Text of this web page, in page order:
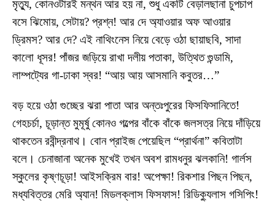
মৃত্যু, কোনওটারই মন্থন আর হয় না, শুধু একটি বেড়ালছানা চুপচাপ
বসে ঝিমোয়, সেটায়? প্রশ্ন! আর দে অ্যাওয়ার অফ আওয়ার
ড্রিমস? আর দে? এই নাথিংনেস নিয়ে বেড়ে ওঠা ছায়াছবি, সাদা
কালো ধূসর! পাঁজর জড়িয়ে রাখা দলীয় পতাকা, উত্থিত গুন্ডামি,
লাম্পট্যের গা-ঢাকা স্বর! “আয় আয় আসমানি কবুতর…”
বড় হয়ে ওঠা গুচ্ছের ঝরা পাতা আর অন্তঃপুরের ফিসফিসানিতে!
গেহচর্চা, চূড়ান্ত মুমূর্ষু কোনও গল্পের বাঁকে বাঁকে জলসত্র নিয়ে দাঁড়িয়ে
থাকতেন রবীন্দ্রনাথ। বোন প্রাইজ পেয়েছিল “প্রার্থনা” কবিতাটা
বলে। চেনাজানা অনেক মুখেই তখন অবশ রামধনুর ঝলকানি! গার্লস
স্কুলের কৃষ্ণচূড়া! আইসক্রিম বার! অপেক্ষা! রিকশার পিছন পিছন,
মধ্যবিত্তর মেরি অ্যান! মিডলক্লাস ফিসফাস! রিডিক্যুলাস গসিপিং!